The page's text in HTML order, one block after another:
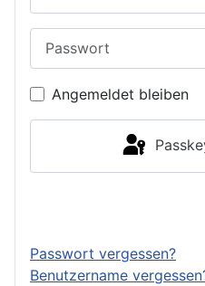
Angemeldet bleiben
Passwort vergessen?
Benutzername